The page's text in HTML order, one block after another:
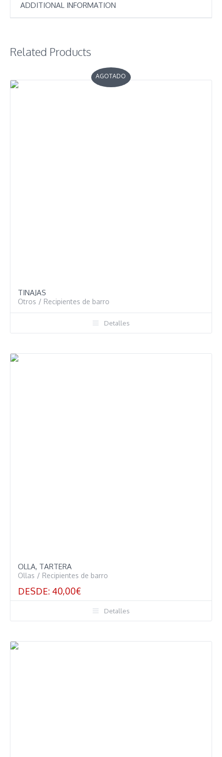
ADDITIONAL INFORMATION
Related Products
AGOTADO
TINAJAS
Otros / Recipientes de barro
Detalles
OLLA, TARTERA
Ollas / Recipientes de barro
DESDE: 40,00€
Detalles